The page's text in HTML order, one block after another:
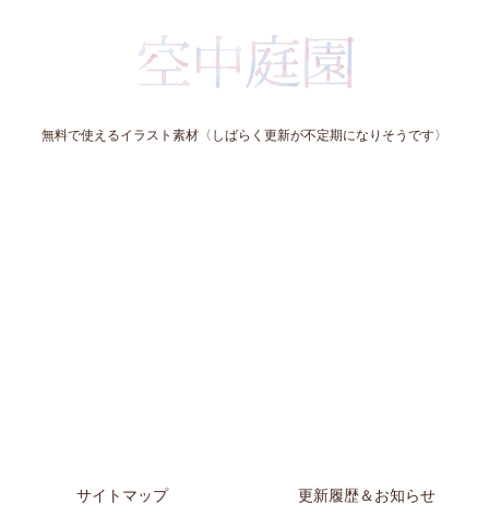
無料で使えるイラスト素材〈しばらく更新が不定期になりそうです〉
サイトマップ 更新履歴＆お知らせ